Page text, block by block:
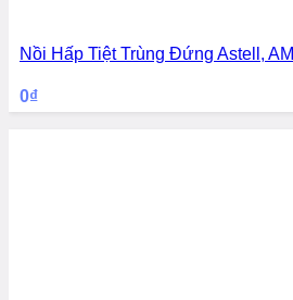
Nồi Hấp Tiệt Trùng Đứng Astell,
0₫